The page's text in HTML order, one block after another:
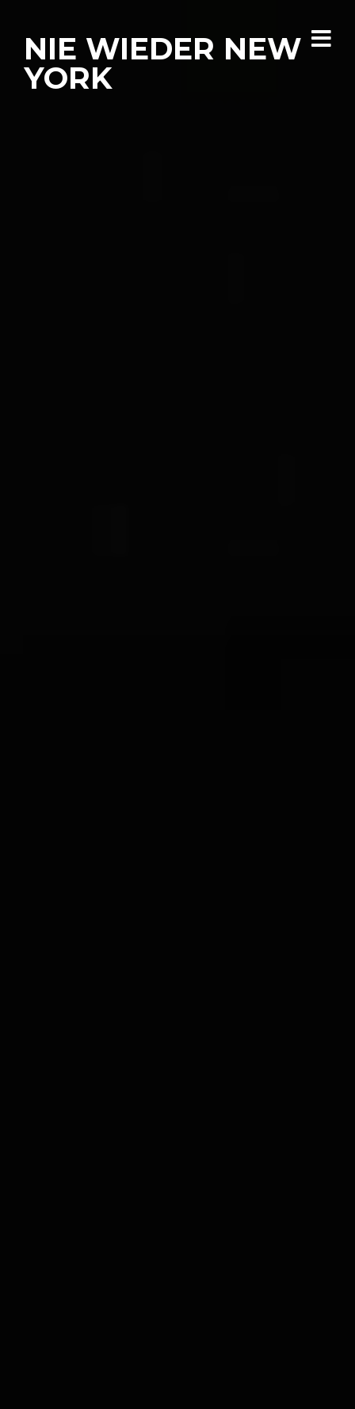
NIE WIEDER NEW
YORK